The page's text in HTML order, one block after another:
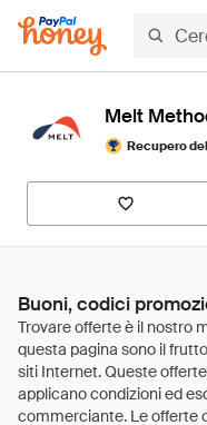
Melt
Recupero
Buoni, codici